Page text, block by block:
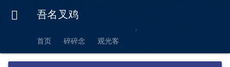
 吾名叉鸡
首页 碎碎念 观光客